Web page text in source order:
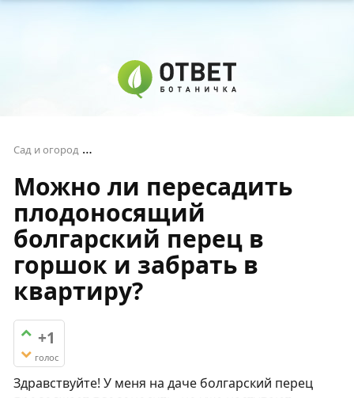
Сад и огород
Можно ли пересадить
плодоносящий
болгарский перец в
горшок и забрать в
квартиру?
+1
голос
Здравствуйте! У меня на даче болгарский перец